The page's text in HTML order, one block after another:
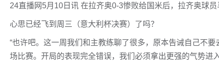
24直播网5月10日讯 在拉齐奥0-3惨败给国米后，拉齐奥球
心思已经飞到周三（意大利杯决赛）了吗？
“也许吧。这一周我们和主教练聊了很多，原本告诫自己不
场比赛。开局的表现完全错误，我们必须拿出更强的气势进